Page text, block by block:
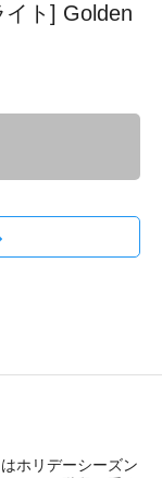
ト] Golden
ホリデーシーズン